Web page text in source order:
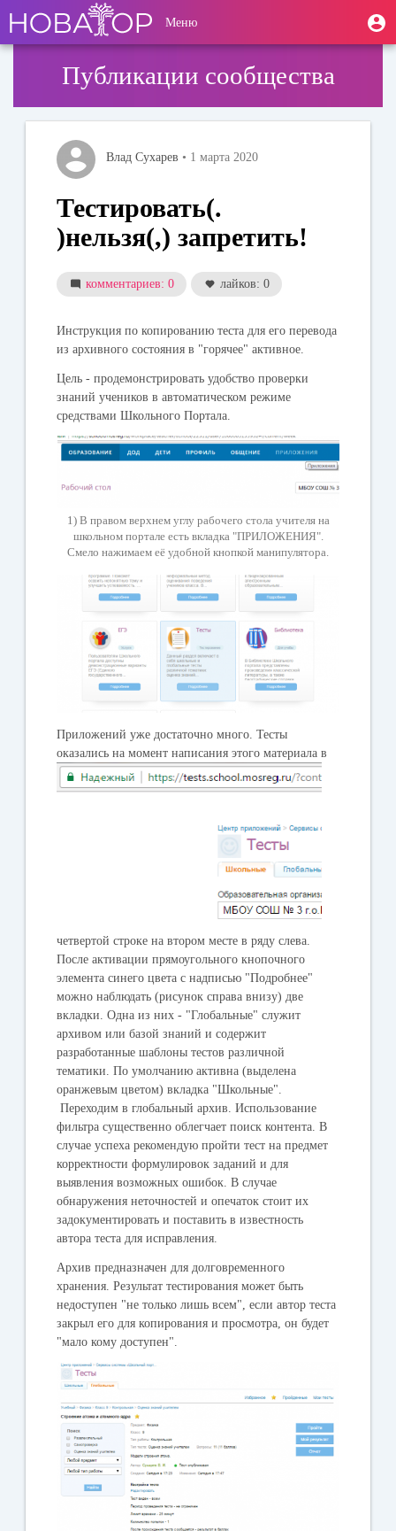
основному
содержанию
User
account
Меню
Публикации сообщества
Влад Сухарев • 1 марта 2020
Тестировать(.
)нельзя(,) запретить!
комментариев: 0 лайков: 0
Инструкция по копированию теста для его перевода
из архивного состояния в "горячее" активное.
Цель - продемонстрировать удобство проверки
знаний учеников в автоматическом режиме
средствами Школьного Портала.
1) В правом верхнем углу рабочего стола учителя на
школьном портале есть вкладка "ПРИЛОЖЕНИЯ".
Смело нажимаем её удобной кнопкой манипулятора.
Приложений уже достаточно много. Тесты
оказались на момент написания этого материала в
четвертой строке на втором месте в ряду слева.
После активации прямоугольного кнопочного
элемента синего цвета с надписью "Подробнее"
можно наблюдать (рисунок справа внизу) две
вкладки. Одна из них - "Глобальные" служит
архивом или базой знаний и содержит
разработанные шаблоны тестов различной
тематики. По умолчанию активна (выделена
оранжевым цветом) вкладка "Школьные".
Переходим в глобальный архив. Использование
фильтра существенно облегчает поиск контента. В
случае успеха рекомендую пройти тест на предмет
корректности формулировок заданий и для
выявления возможных ошибок. В случае
обнаружения неточностей и опечаток стоит их
задокументировать и поставить в известность
автора теста для исправления.
Архив предназначен для долговременного
хранения. Результат тестирования может быть
недоступен "не только лишь всем", если автор теста
закрыл его для копирования и просмотра, он будет
"мало кому доступен".